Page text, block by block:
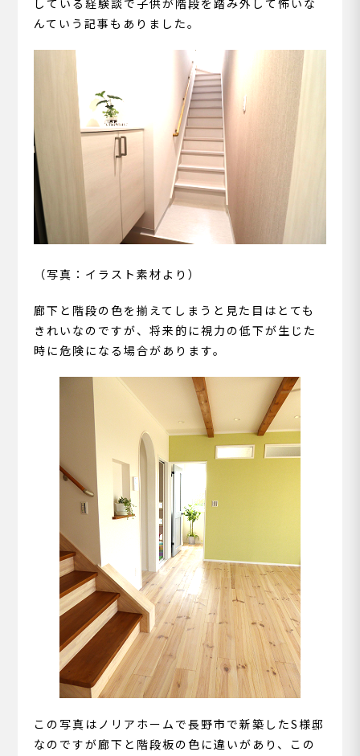
している経験談で子供が階段を踏み外して怖いな
んていう記事もありました。
（写真：イラスト素材より）
廊下と階段の色を揃えてしまうと見た目はとても
きれいなのですが、将来的に視力の低下が生じた
時に危険になる場合があります。
この写真はノリアホームで長野市で新築したS様邸
なのですが廊下と階段板の色に違いがあり、この